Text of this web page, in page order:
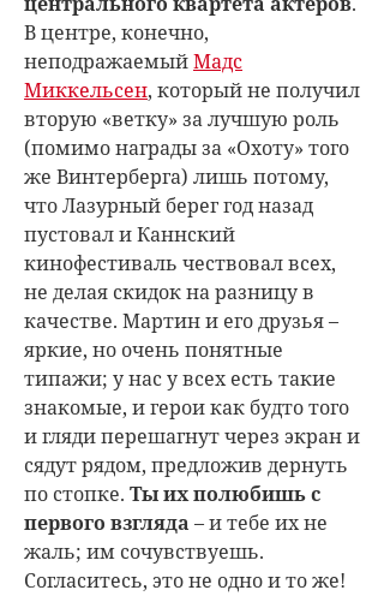
В центре, конечно,
неподражаемыйМадс
Миккельсен, который не получил
вторую «ветку» за лучшую роль
(помимо награды за «Охоту» того
же Винтерберга) лишь потому,
что Лазурный берег год назад
пустовал и Каннский
кинофестиваль чествовал всех,
не делая скидок на разницу в
качестве. Мартин и его друзья –
яркие, но очень понятные
типажи; у нас у всех есть такие
знакомые, и герои как будто того
и гляди перешагнут через экран и
сядут рядом, предложив дернуть
по стопке. Ты их полюбишь с
первого взгляда – и тебе их не
жаль; им сочувствуешь.
Согласитесь, это не одно и то же!